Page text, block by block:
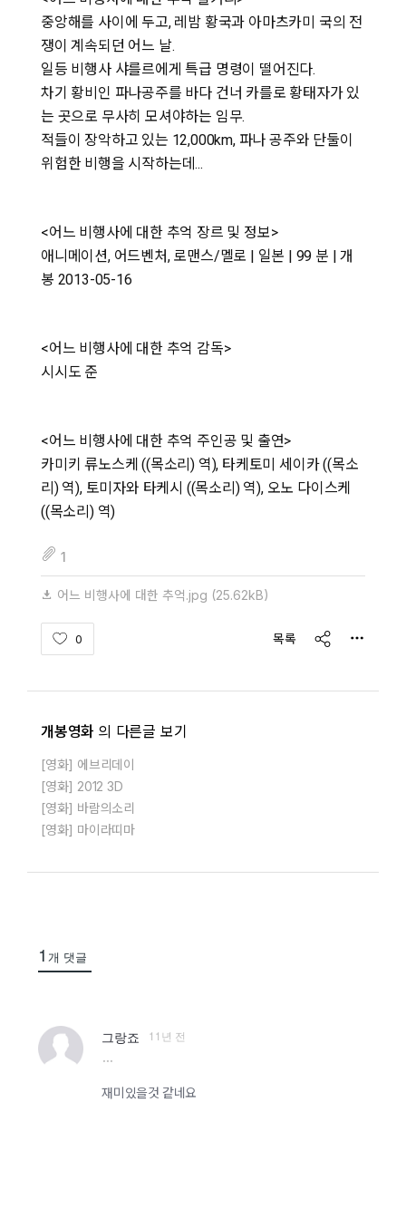
중앙해를 사이에 두고, 레밤 황국과 아마츠카미 국의 전
쟁이 계속되던 어느 날.
일등 비행사 샤를르에게 특급 명령이 떨어진다.
차기 황비인 파나공주를 바다 건너 카를로 황태자가 있
는 곳으로 무사히 모셔야하는 임무.
적들이 장악하고 있는 12,000km, 파나 공주와 단둘이
위험한 비행을 시작하는데...
<어느 비행사에 대한 추억 장르 및 정보>
애니메이션, 어드벤처, 로맨스/멜로 | 일본 | 99 분 | 개
봉 2013-05-16
<어느 비행사에 대한 추억 감독>
시시도 준
<어느 비행사에 대한 추억 주인공 및 출연>
카미키 류노스케 ((목소리) 역), 타케토미 세이카 ((목소
리) 역), 토미자와 타케시 ((목소리) 역), 오노 다이스케
((목소리) 역)
fileAttachedList
1
어느 비행사에 대한 추억.jpg (25.62kB)
0 목록 share
개봉영화 의 다른글 보기
[영화] 에브리데이
[영화] 2012 3D
[영화] 바람의소리
[영화] 마이라띠마
1 개 댓글
그랑죠 11년 전
재미있을것 같네요